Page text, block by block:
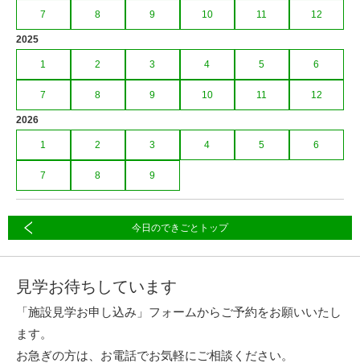
7 8 9 10 11 12
2025
1 2 3 4 5 6
7 8 9 10 11 12
2026
1 2 3 4 5 6
7 8 9
今日のできごとトップ
見学お待ちしています
「施設見学お申し込み」フォームからご予約をお願いいたし
ます。
お急ぎの方は、お電話でお気軽にご相談ください。